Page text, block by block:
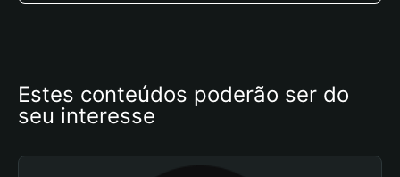
Estes conteúdos poderão ser do
seu interesse